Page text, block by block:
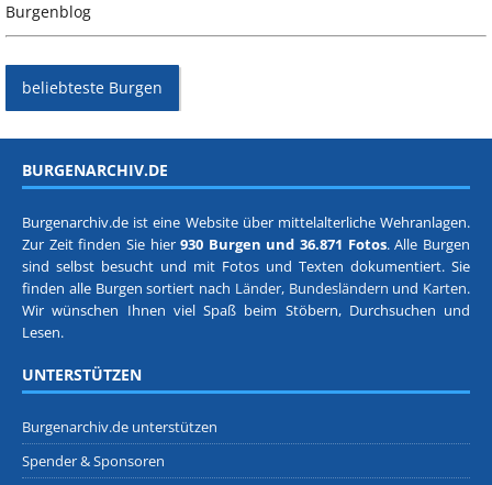
Burgenblog
beliebteste Burgen
BURGENARCHIV.DE
Burgenarchiv.de ist eine Website über mittelalterliche Wehranlagen.
Zur Zeit finden Sie hier930 Burgen und 36.871 Fotos. Alle Burgen
sind selbst besucht und mit Fotos und Texten dokumentiert. Sie
finden alle Burgen sortiert nach Länder, Bundesländern und Karten.
Wir wünschen Ihnen viel Spaß beim Stöbern, Durchsuchen und
Lesen.
UNTERSTÜTZEN
Burgenarchiv.de unterstützen
Spender & Sponsoren